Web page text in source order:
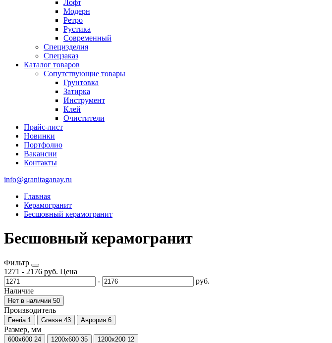
Лофт
Модерн
Ретро
Рустика
Современный
Специзделия
Спецзаказ
Каталог товаров
Сопутствующие товары
Грунтовка
Затирка
Инструмент
Клей
Очистители
Прайс-лист
Новинки
Портфолио
Вакансии
Контакты
info@granitaganay.ru
Главная
Керамогранит
Бесшовный керамогранит
Бесшовный керамогранит
Фильтр
1271 - 2176 руб. Цена
-
руб.
Наличие
Нет в наличии 50
Производитель
Feeria 1 Gresse 43 Аврория 6
Размер, мм
600х600 24 1200х600 35 1200х200 12